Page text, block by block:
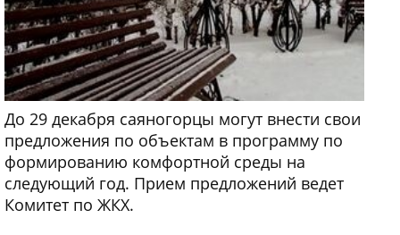
До 29 декабря саяногорцы могут внести свои
предложения по объектам в программу по
формированию комфортной среды на
следующий год. Прием предложений ведет
Комитет по ЖКХ.